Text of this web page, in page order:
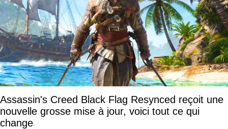
Assassin's Creed Black Flag Resynced reçoit une
nouvelle grosse mise à jour, voici tout ce qui
change